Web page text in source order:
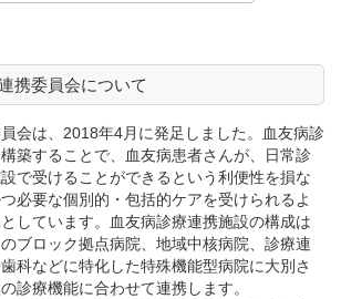
携委員会について
会は、2018年4月に発足しました。血友病診
築することで、血友病患者さんが、日常診
で受けることができるという利便性を損な
必要な個別的・包括的ケアを受けられるよ
しています。血友病診療連携施設の構成は
ブロック拠点病院、地域中核病院、診療連
科などに特化した特殊機能型病院に大別さ
診療機能に合わせて連携します。